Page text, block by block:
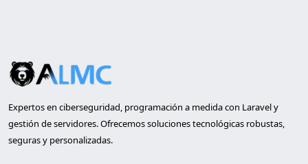
Expertos en ciberseguridad, programación a medida con Laravel y
gestión de servidores. Ofrecemos soluciones tecnológicas robustas,
seguras y personalizadas.